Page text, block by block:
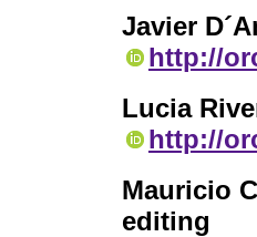
Javier
http://
Lucia
http://
Mauricio
editing